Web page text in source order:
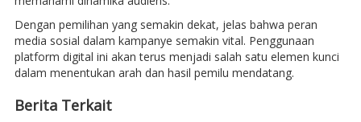
Dengan pemilihan yang semakin dekat, jelas bahwa peran
media sosial dalam kampanye semakin vital. Penggunaan
platform digital ini akan terus menjadi salah satu elemen kunci
dalam menentukan arah dan hasil pemilu mendatang.
Berita Terkait